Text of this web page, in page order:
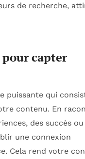
de recherche,
capter
puissante qui
contenu. En
des succès ou
une connexion
Cela rend votre